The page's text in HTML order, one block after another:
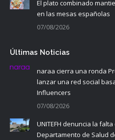
El plato combinado
en las mesas españolas
07/08/2026
Últimas Noticias
naraa cierra una ronda
lanzar una red social
Influencers
07/08/2026
UNITEFH denuncia la
Departamento de Salud